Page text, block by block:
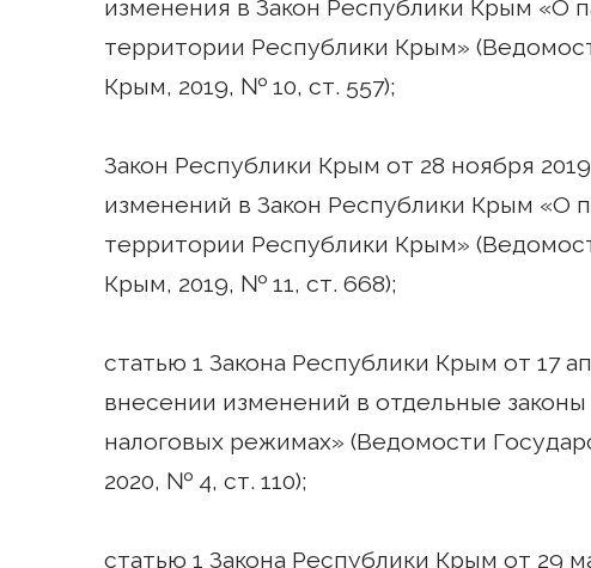
изменения в Закон Республики Крым «О
территории Республики Крым»
Крым, 2019, № 10, ст. 557);
Закон Республики Крым от 28 ноября
изменений в Закон Республики Крым «О
территории Республики Крым»
Крым, 2019, № 11, ст. 668);
статью 1 Закона Республики Крым от 17
внесении изменений в отдельные
налоговых режимах» (Ведомости
2020, № 4, ст. 110);
статью 1 Закона Республики Крым от 29